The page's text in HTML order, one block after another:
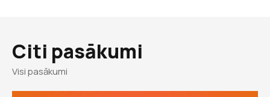
Citi pasākumi
Visi pasākumi